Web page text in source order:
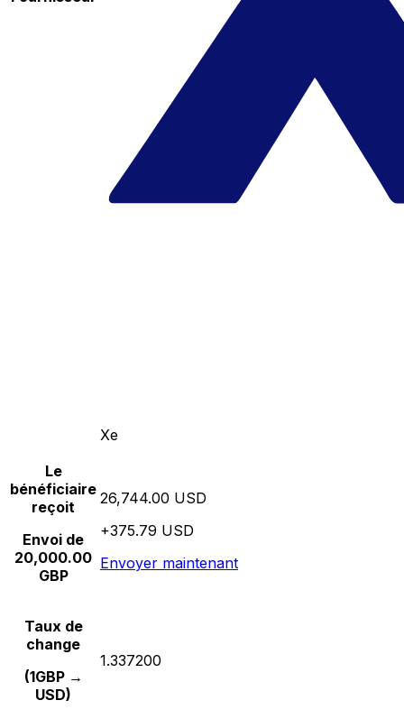
Xe
Le
bénéficiaire
reçoit
Envoi de
20,000.00
GBP
26,744.00 USD
+375.79 USD
Envoyer maintenant
Taux de
change
(1GBP →
USD)
1.337200